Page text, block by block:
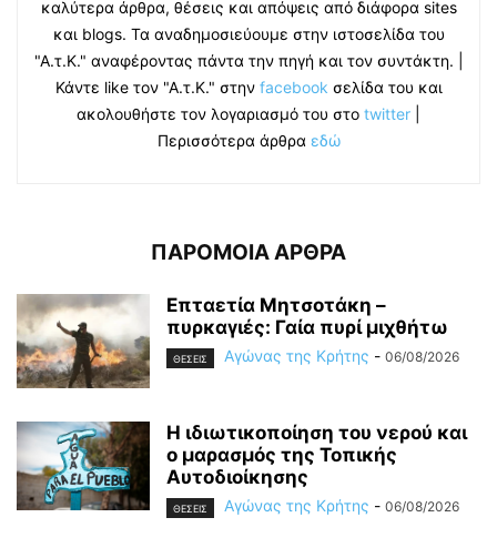
καλύτερα άρθρα, θέσεις και απόψεις από διάφορα sites
και blogs. Τα αναδημοσιεύουμε στην ιστοσελίδα του
"Α.τ.Κ." αναφέροντας πάντα την πηγή και τον συντάκτη. |
Κάντε like τον "Α.τ.Κ." στην facebook σελίδα του και
ακολουθήστε τον λογαριασμό του στο twitter
Περισσότερα άρθρα εδώ
ΠΑΡΟΜΟΙΑ ΑΡΘΡΑ
Επταετία Μητσοτάκη –
πυρκαγιές: Γαία πυρί μιχθήτω
ΘΕΣΕΙΣ Αγώνας της Κρήτης - 06/08/2026
Η ιδιωτικοποίηση του νερού και
ο μαρασμός της Τοπικής
Αυτοδιοίκησης
ΘΕΣΕΙΣ Αγώνας της Κρήτης - 06/08/2026